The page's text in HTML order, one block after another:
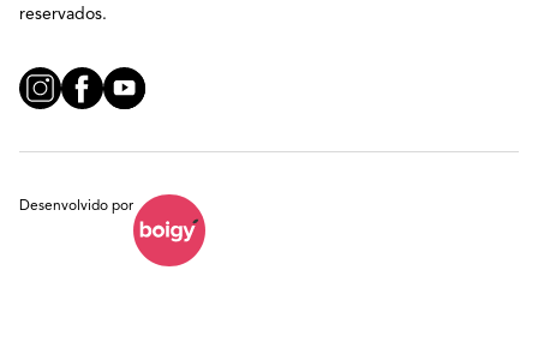
reservados.
Desenvolvido por